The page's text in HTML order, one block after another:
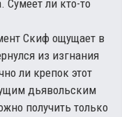
Сумеет ли кто-то
Скиф ощущает в
из изгнания
ли крепок этот
дьявольским
получить только